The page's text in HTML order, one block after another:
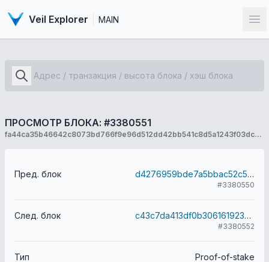
Veil Explorer MAIN
ПРОСМОТР БЛОКА: #3380551
fa44ca35b46642c8073bd766f9e96d512dd42bb541c8d5a1243f03dc7652e62b
Пред. блок d4276959bde7a5bbac52c58bede520a69b5fcfd0bdc95b5bc0b0d2b886ade548
#3380550
След. блок c43c7da413df0b306161923bf9d3132b23104b445de9d1af151ed4c48872a4cc
#3380552
Тип Proof-of-stake